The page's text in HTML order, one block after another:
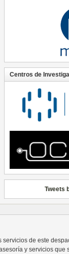
Centros de
Tweets
de este
y servicios que